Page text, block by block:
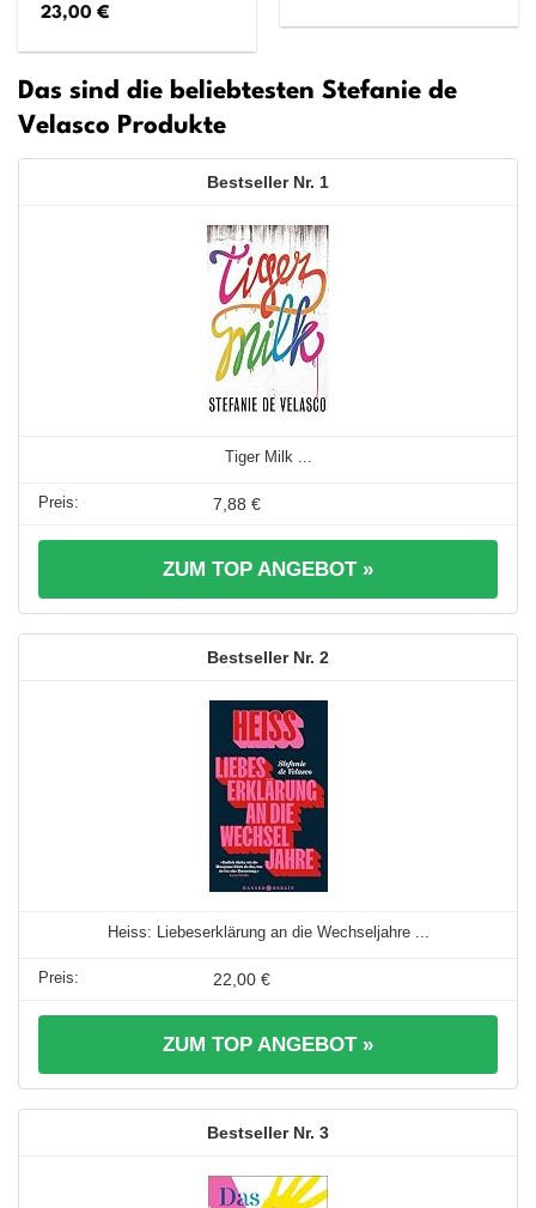
23,00€
Das sind die beliebtesten Stefanie de
Velasco Produkte
1
Tiger Milk ...
7,88 €
ZUM TOP ANGEBOT »
2
Heiss: Liebeserklärung an die Wechseljahre ...
22,00 €
ZUM TOP ANGEBOT »
3